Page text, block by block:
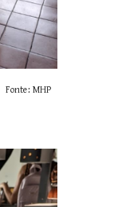
Fonte: MHP